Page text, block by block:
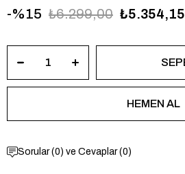
15 ₺6.299,00 ₺5.354,15
Sorular (0) ve Cevaplar (0)